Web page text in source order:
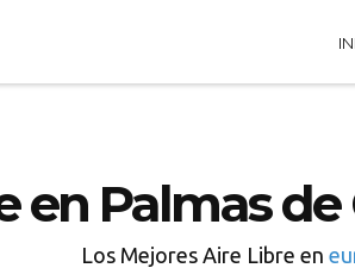
en Palmas de
Los Mejores Aire Libre en